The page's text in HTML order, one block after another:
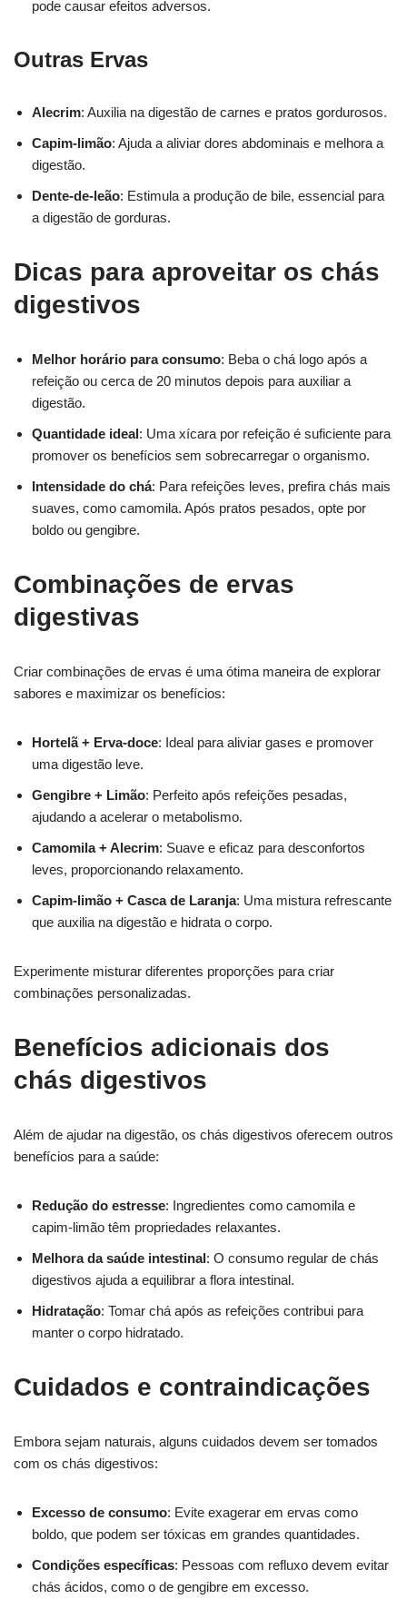
pode causar efeitos adversos.
Outras Ervas
Alecrim: Auxilia na digestão de carnes e pratos gordurosos.
Capim-limão: Ajuda a aliviar dores abdominais e melhora a
digestão.
Dente-de-leão: Estimula a produção de bile, essencial para
a digestão de gorduras.
Dicas para aproveitar os chás
digestivos
Melhor horário para consumo: Beba o chá logo após a
refeição ou cerca de 20 minutos depois para auxiliar a
digestão.
Quantidade ideal: Uma xícara por refeição é suficiente para
promover os benefícios sem sobrecarregar o organismo.
Intensidade do chá: Para refeições leves, prefira chás mais
suaves, como camomila. Após pratos pesados, opte por
boldo ou gengibre.
Combinações de ervas
digestivas
Criar combinações de ervas é uma ótima maneira de explorar
sabores e maximizar os benefícios:
Hortelã + Erva-doce: Ideal para aliviar gases e promover
uma digestão leve.
Gengibre + Limão: Perfeito após refeições pesadas,
ajudando a acelerar o metabolismo.
Camomila + Alecrim: Suave e eficaz para desconfortos
leves, proporcionando relaxamento.
Capim-limão + Casca de Laranja: Uma mistura refrescante
que auxilia na digestão e hidrata o corpo.
Experimente misturar diferentes proporções para criar
combinações personalizadas.
Benefícios adicionais dos
chás digestivos
Além de ajudar na digestão, os chás digestivos oferecem outros
benefícios para a saúde:
Redução do estresse: Ingredientes como camomila e
capim-limão têm propriedades relaxantes.
Melhora da saúde intestinal: O consumo regular de chás
digestivos ajuda a equilibrar a flora intestinal.
Hidratação: Tomar chá após as refeições contribui para
manter o corpo hidratado.
Cuidados e contraindicações
Embora sejam naturais, alguns cuidados devem ser tomados
com os chás digestivos:
Excesso de consumo: Evite exagerar em ervas como
boldo, que podem ser tóxicas em grandes quantidades.
Condições específicas: Pessoas com refluxo devem evitar
chás ácidos, como o de gengibre em excesso.